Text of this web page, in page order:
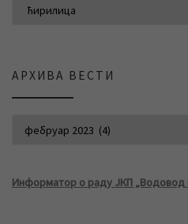
АРХИВА ВЕСТИ
Информатор о раду ЈКП „Водовод